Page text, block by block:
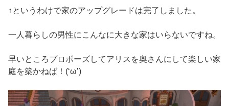
↑というわけで家のアップグレードは完了しました。
一人暮らしの男性にこんなに大きな家はいらないですね。
早いところプロポーズしてアリスを奥さんにして楽しい家
庭を築かねば！(‘ω’)